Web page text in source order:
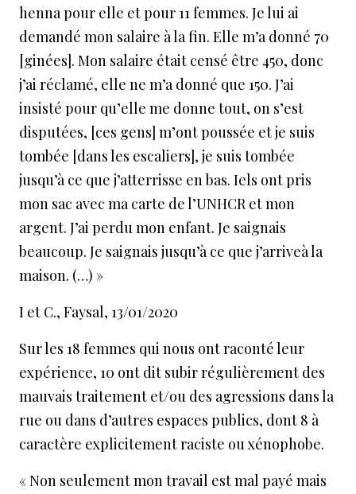
henna pour elle et pour 11 femmes. Je lui ai
demandé mon salaire à la fin. Elle m’a donné 70
[ginées]. Mon salaire était censé être 450, donc
j’ai réclamé, elle ne m’a donné que 150. J’ai
insisté pour qu’elle me donne tout, on s’est
disputées, [ces gens] m’ont poussée et je suis
tombée [dans les escaliers], je suis tombée
jusqu’à ce que j’atterrisse en bas. Iels ont pris
mon sac avec ma carte de l’UNHCR et mon
argent. J’ai perdu mon enfant. Je saignais
beaucoup. Je saignais jusqu’à ce que j’arriveà la
maison. (…) »
I et C., Faysal, 13/01/2020
Sur les 18 femmes qui nous ont raconté leur
expérience, 10 ont dit subir régulièrement des
mauvais traitement et/ou des agressions dans la
rue ou dans d’autres espaces publics, dont 8 à
caractère explicitement raciste ou xénophobe.
« Non seulement mon travail est mal payé mais